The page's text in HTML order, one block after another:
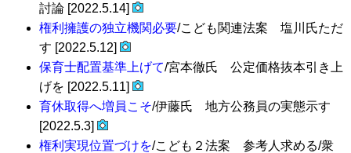
討論 [2022.5.14]
権利擁護の独立機関必要/こども関連法案 塩川氏ただ
す [2022.5.12]
保育士配置基準上げて/宮本徹氏 公定価格抜本引き上
げを [2022.5.11]
育休取得へ増員こそ/伊藤氏 地方公務員の実態示す
[2022.5.3]
権利実現位置づけを/こども２法案 参考人求める/衆